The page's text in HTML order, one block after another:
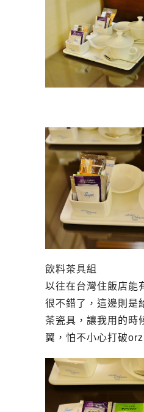
飲料茶具組
以往在台灣住飯店能
很不錯了，這邊則是
茶瓷具，讓我用的時
翼，怕不小心打破orz